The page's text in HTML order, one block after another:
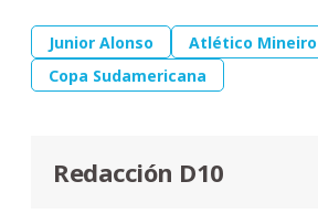
Junior Alonso
Atlético Mineiro
Copa Sudamericana
Redacción D10